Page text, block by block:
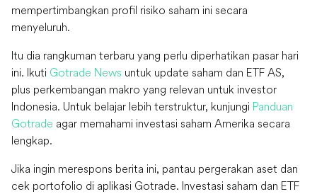
mempertimbangkan profil risiko saham ini secara
menyeluruh.
Itu dia rangkuman terbaru yang perlu diperhatikan pasar hari
ini. Ikuti Gotrade News untuk update saham dan ETF AS,
plus perkembangan makro yang relevan untuk investor
Indonesia. Untuk belajar lebih terstruktur, kunjungi Panduan
Gotrade agar memahami investasi saham Amerika secara
lengkap.
Jika ingin merespons berita ini, pantau pergerakan aset dan
cek portofolio di aplikasi Gotrade. Investasi saham dan ETF